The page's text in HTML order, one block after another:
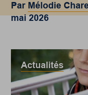
Par Mélodie
mai 2026
Actualités